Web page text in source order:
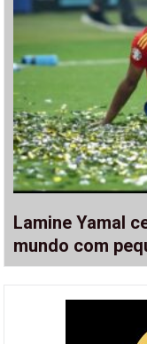
Lamine Yamal
mundo com